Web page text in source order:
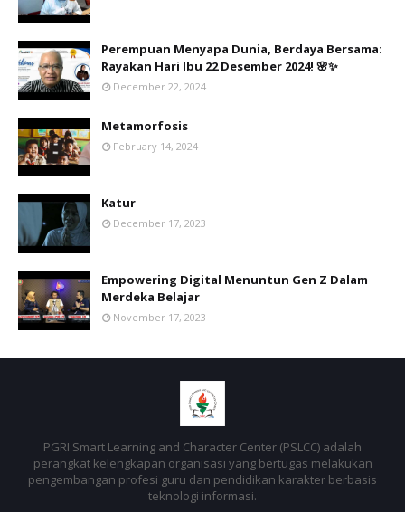
Perempuan Menyapa Dunia, Berdaya Bersama:
Rayakan Hari Ibu 22 Desember 2024! 🌸✨
December 22, 2024
Metamorfosis
February 14, 2024
Katur
December 17, 2023
Empowering Digital Menuntun Gen Z Dalam
Merdeka Belajar
November 17, 2023
PGRI Smart Learning and Character Center (PSLCC) adalah
perangkat kelengkapan organisasi yang bertugas melakukan
pengembangan profesi guru dan pendidikan karakter berbasis
teknologi informasi.